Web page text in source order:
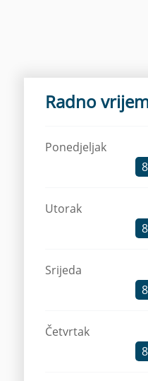
Radno
Ponedjeljak
Utorak
Srijeda
Četvrtak